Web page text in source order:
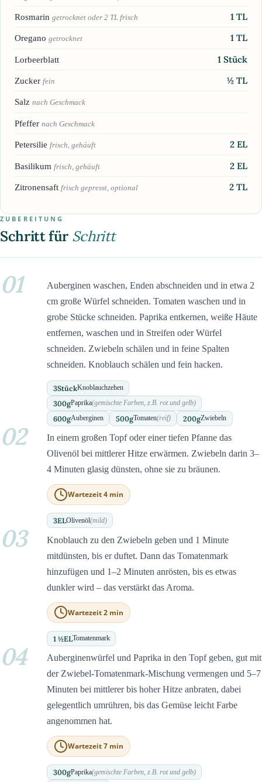
Rosmarin getrocknet oder 2 TL frisch 1 TL
Oregano getrocknet 1 TL
Lorbeerblatt 1 Stück
Zucker fein ½ TL
Salz nach Geschmack
Pfeffer nach Geschmack
Petersilie frisch, gehäuft 2 EL
Basilikum frisch, gehäuft 2 EL
Zitronensaft frisch gepresst, optional 2 TL
ZUBEREITUNG
Schritt für Schritt
01
Auberginen waschen, Enden abschneiden und in etwa 2
cm große Würfel schneiden. Tomaten waschen und in
grobe Stücke schneiden. Paprika entkernen, weiße Häute
entfernen, waschen und in Streifen oder Würfel
schneiden. Zwiebeln schälen und in feine Spalten
schneiden. Knoblauch schälen und fein hacken.
3StückKnoblauchzehen
300gPaprika(gemischte Farben, z.B. rot und gelb)
600gAuberginen 500gTomaten(reif) 200gZwiebeln
02
In einem großen Topf oder einer tiefen Pfanne das
Olivenöl bei mittlerer Hitze erwärmen. Zwiebeln darin 3–
4 Minuten glasig dünsten, ohne sie zu bräunen.
Wartezeit 4 min
3ELOlivenöl(mild)
03
Knoblauch zu den Zwiebeln geben und 1 Minute
mitdünsten, bis er duftet. Dann das Tomatenmark
hinzufügen und 1–2 Minuten anrösten, bis es etwas
dunkler wird – das verstärkt das Aroma.
Wartezeit 2 min
1 ½ELTomatenmark
04
Auberginenwürfel und Paprika in den Topf geben, gut mit
der Zwiebel-Tomatenmark-Mischung vermengen und 5–7
Minuten bei mittlerer bis hoher Hitze anbraten, dabei
gelegentlich umrühren, bis das Gemüse leicht Farbe
angenommen hat.
Wartezeit 7 min
300gPaprika(gemischte Farben, z.B. rot und gelb)